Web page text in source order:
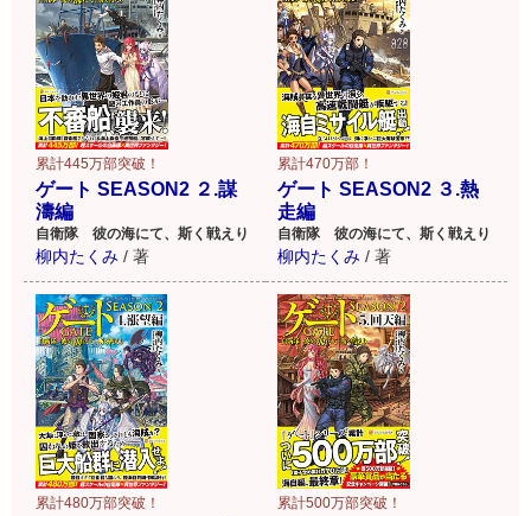
累計445万部突破！
ゲート SEASON2 ２.謀
濤編
自衛隊 彼の海にて、斯く戦えり
柳内たくみ / 著
累計470万部！
ゲート SEASON2 ３.熱
走編
自衛隊 彼の海にて、斯く戦えり
柳内たくみ / 著
累計480万部突破！ 累計500万部突破！